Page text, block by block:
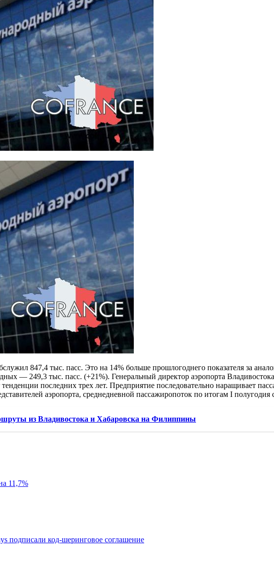
847,4 тыc. пасс. Это на 14% больше прошлогоднего показателя за
— 249,3 тыс. пасс. (+21%). Генеральный директор аэропорта
тенденции последних трех лет. Предприятие последовательно наращивает
аэропорта, среднедневной пассажиропоток по итогам I полугодия
из Владивостока и Хабаровска на Филиппины
11,7%
подписали код-шеринговое соглашение